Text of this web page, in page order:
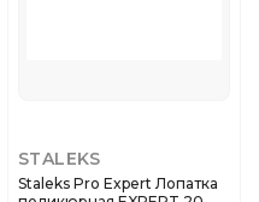
STALEKS
Staleks Pro Expert Лопатка